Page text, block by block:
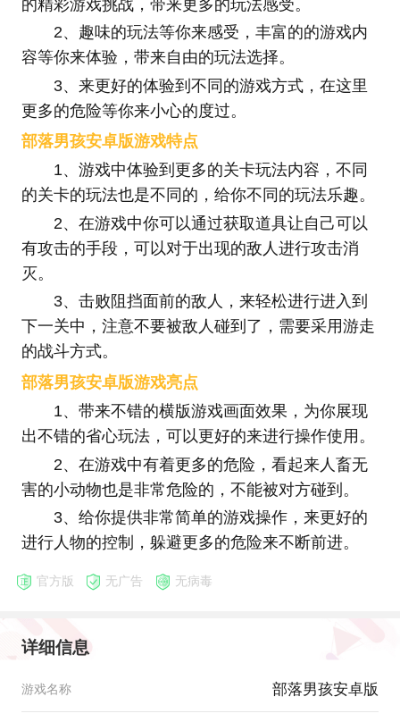
的精彩游戏挑战，带来更多的玩法感受。
2、趣味的玩法等你来感受，丰富的的游戏内
容等你来体验，带来自由的玩法选择。
3、来更好的体验到不同的游戏方式，在这里
更多的危险等你来小心的度过。
部落男孩安卓版游戏特点
1、游戏中体验到更多的关卡玩法内容，不同
的关卡的玩法也是不同的，给你不同的玩法乐趣。
2、在游戏中你可以通过获取道具让自己可以
有攻击的手段，可以对于出现的敌人进行攻击消
灭。
3、击败阻挡面前的敌人，来轻松进行进入到
下一关中，注意不要被敌人碰到了，需要采用游走
的战斗方式。
部落男孩安卓版游戏亮点
1、带来不错的横版游戏画面效果，为你展现
出不错的省心玩法，可以更好的来进行操作使用。
2、在游戏中有着更多的危险，看起来人畜无
害的小动物也是非常危险的，不能被对方碰到。
3、给你提供非常简单的游戏操作，来更好的
进行人物的控制，躲避更多的危险来不断前进。
官方版 无广告 无病毒
详细信息
游戏名称 部落男孩安卓版